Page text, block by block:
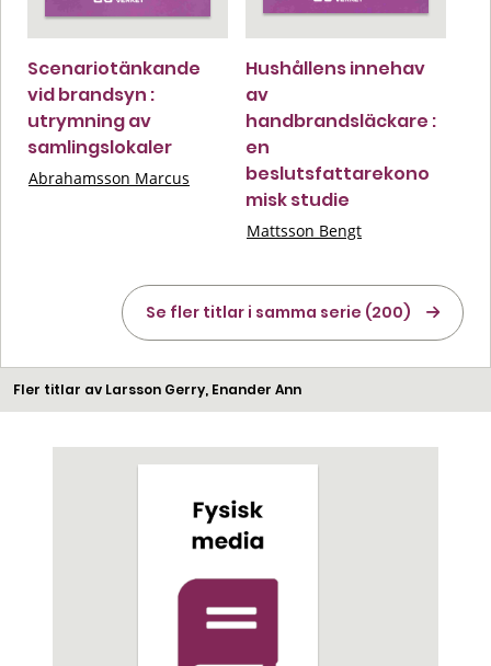
Scenariotänkande
vid brandsyn :
utrymning av
samlingslokaler
Abrahamsson Marcus
Hushållens innehav
av
handbrandsläckare :
en
beslutsfattarekono
misk studie
Mattsson Bengt
Se fler titlar i samma serie (200)
Fler titlar av Larsson Gerry, Enander Ann